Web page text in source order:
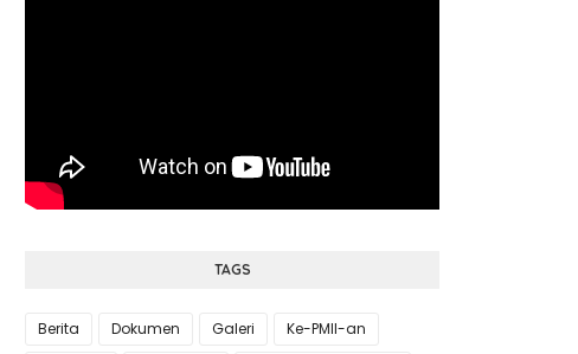
TAGS
Berita Dokumen Galeri
Ke-PMII-an